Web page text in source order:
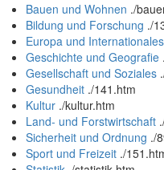
Bauen und Wohnen ./
Bildung und Forschung ./
Europa und Internationales
Geschichte und Geografie .
Gesellschaft und Soziales .
Gesundheit ./141.htm
Kultur ./kultur.htm
Land- und Forstwirtschaft .
Sicherheit und Ordnung ./
Sport und Freizeit ./